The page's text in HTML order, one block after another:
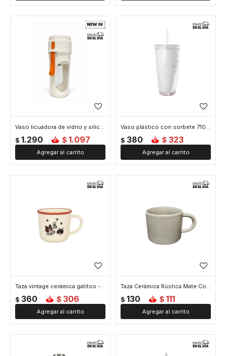
Vaso licuadora de vidrio y silicona 500ml - Blanco
$ 1.290 $ 1.097
Vaso plástico con sorbete 710ml - Blanco
$ 380 $ 323
Taza vintage cerámica gatitos - Blanco
$ 360 $ 306
Taza Cerámica Rústica Mate Colores Tierra Estilo Minimalista – 400ml - Blanco
$ 130 $ 111